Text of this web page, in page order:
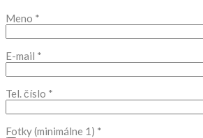
Meno *
E-mail *
Tel. číslo *
Fotky (minimálne 1) *